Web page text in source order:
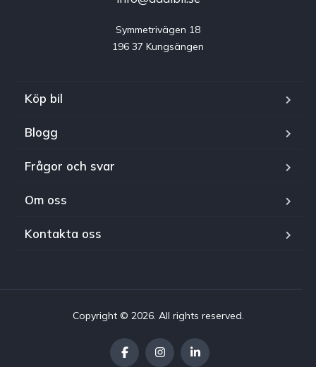
Symmetrivägen 18
196 37 Kungsängen
Köp bil
Blogg
Frågor och svar
Om oss
Kontakta oss
Copyright © 2026. All rights reserved.